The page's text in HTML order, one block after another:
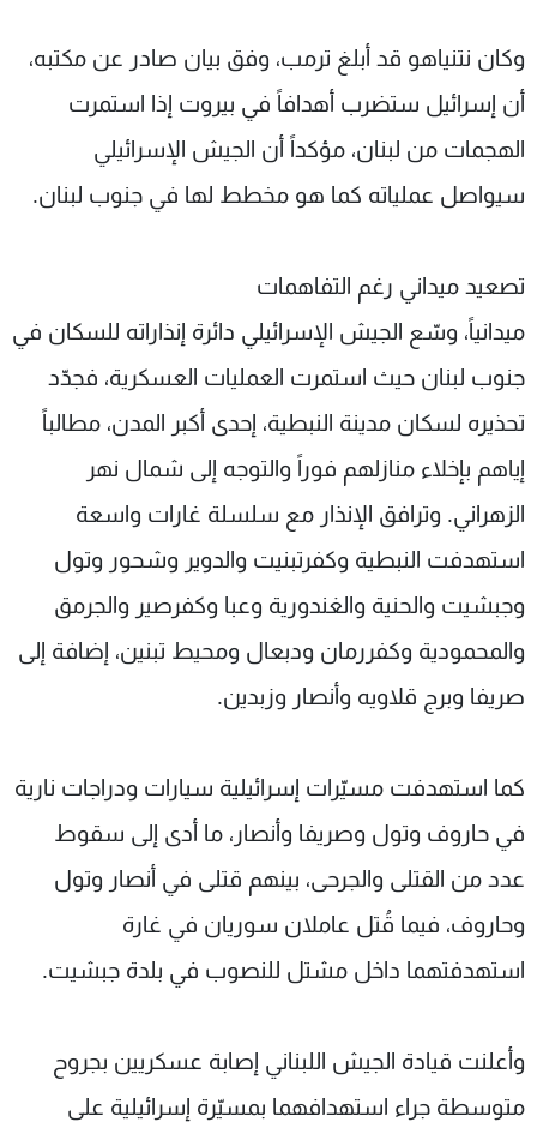
وكان نتنياهو قد أبلغ ترمب، وفق بيان صادر عن مكتبه،
أن إسرائيل ستضرب أهدافاً في بيروت إذا استمرت
الهجمات من لبنان، مؤكداً أن الجيش الإسرائيلي
سيواصل عملياته كما هو مخطط لها في جنوب لبنان.
تصعيد ميداني رغم التفاهمات
ميدانياً، وسّع الجيش الإسرائيلي دائرة إنذاراته للسكان في
جنوب لبنان حيث استمرت العمليات العسكرية، فجدّد
تحذيره لسكان مدينة النبطية، إحدى أكبر المدن، مطالباً
إياهم بإخلاء منازلهم فوراً والتوجه إلى شمال نهر
الزهراني. وترافق الإنذار مع سلسلة غارات واسعة
استهدفت النبطية وكفرتبنيت والدوير وشحور وتول
وجبشيت والحنية والغندورية وعبا وكفرصير والجرمق
والمحمودية وكفررمان ودبعال ومحيط تبنين، إضافة إلى
صريفا وبرج قلاويه وأنصار وزبدين.
كما استهدفت مسيّرات إسرائيلية سيارات ودراجات نارية
في حاروف وتول وصريفا وأنصار، ما أدى إلى سقوط
عدد من القتلى والجرحى، بينهم قتلى في أنصار وتول
وحاروف، فيما قُتل عاملان سوريان في غارة
استهدفتهما داخل مشتل للنصوب في بلدة جبشيت.
وأعلنت قيادة الجيش اللبناني إصابة عسكريين بجروح
متوسطة جراء استهدافهما بمسيّرة إسرائيلية على